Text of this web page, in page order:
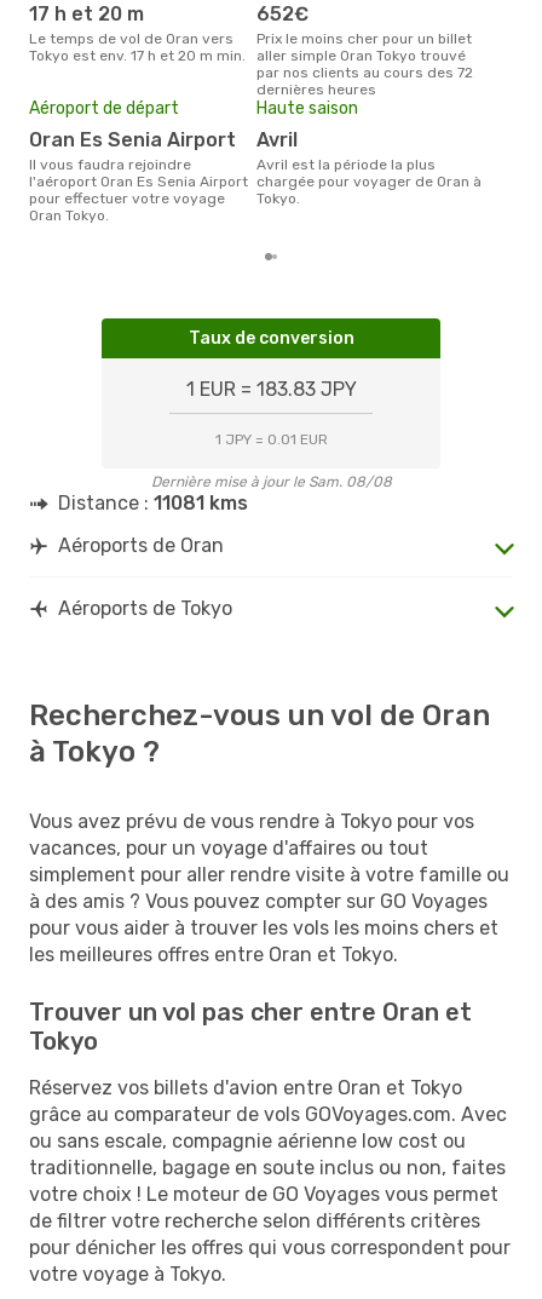
17 h et 20 m
Le temps de vol de Oran vers
Tokyo est env. 17 h et 20 m min.
652€
Prix le moins cher pour un billet
aller simple Oran Tokyo trouvé
par nos clients au cours des 72
dernières heures
Aéroport de départ
Oran Es Senia Airport
Il vous faudra rejoindre
l'aéroport Oran Es Senia Airport
pour effectuer votre voyage
Oran Tokyo.
Haute saison
avril
avril est la période la plus
chargée pour voyager de Oran à
Tokyo.
Taux de conversion
1 EUR = 183.83 JPY
1 JPY = 0.01 EUR
Dernière mise à jour le Sam. 08/08
Distance : 11081 kms
Aéroports de Oran
Aéroports de Tokyo
Recherchez-vous un vol de Oran
à Tokyo ?
Vous avez prévu de vous rendre à Tokyo pour vos
vacances, pour un voyage d'affaires ou tout
simplement pour aller rendre visite à votre famille ou
à des amis ? Vous pouvez compter sur GO Voyages
pour vous aider à trouver les vols les moins chers et
les meilleures offres entre Oran et Tokyo.
Trouver un vol pas cher entre Oran et
Tokyo
Réservez vos billets d'avion entre Oran et Tokyo
grâce au comparateur de vols GOVoyages.com. Avec
ou sans escale, compagnie aérienne low cost ou
traditionnelle, bagage en soute inclus ou non, faites
votre choix ! Le moteur de GO Voyages vous permet
de filtrer votre recherche selon différents critères
pour dénicher les offres qui vous correspondent pour
votre voyage à Tokyo.